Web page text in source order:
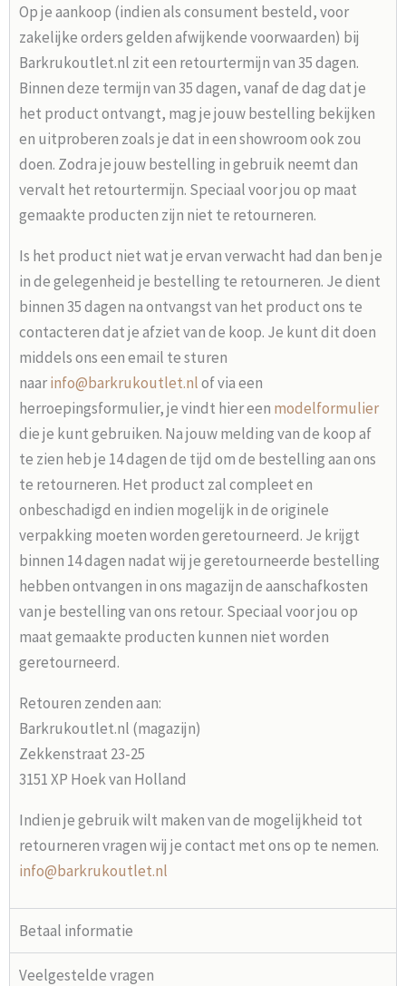
Op je aankoop (indien als consument besteld, voor
zakelijke orders gelden afwijkende voorwaarden) bij
Barkrukoutlet.nl zit een retourtermijn van 35 dagen.
Binnen deze termijn van 35 dagen, vanaf de dag dat je
het product ontvangt, mag je jouw bestelling bekijken
en uitproberen zoals je dat in een showroom ook zou
doen. Zodra je jouw bestelling in gebruik neemt dan
vervalt het retourtermijn. Speciaal voor jou op maat
gemaakte producten zijn niet te retourneren.
Is het product niet wat je ervan verwacht had dan ben je
in de gelegenheid je bestelling te retourneren. Je dient
binnen 35 dagen na ontvangst van het product ons te
contacteren dat je afziet van de koop. Je kunt dit doen
middels ons een email te sturen
naarinfo@barkrukoutlet.nlof via een
herroepingsformulier, je vindt hier een modelformulier
die je kunt gebruiken. Na jouw melding van de koop af
te zien heb je 14 dagen de tijd om de bestelling aan ons
te retourneren. Het product zal compleet en
onbeschadigd en indien mogelijk in de originele
verpakking moeten worden geretourneerd. Je krijgt
binnen 14 dagen nadat wij je geretourneerde bestelling
hebben ontvangen in ons magazijn de aanschafkosten
van je bestelling van ons retour. Speciaal voor jou op
maat gemaakte producten kunnen niet worden
geretourneerd.
Retouren zenden aan:
Barkrukoutlet.nl (magazijn)
Zekkenstraat 23-25
3151 XP Hoek van Holland
Indien je gebruik wilt maken van de mogelijkheid tot
retourneren vragen wij je contact met ons op te nemen.
info@barkrukoutlet.nl
Betaal informatie
Veelgestelde vragen